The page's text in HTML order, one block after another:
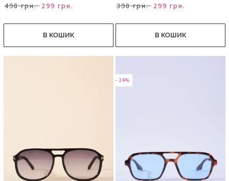
498 грн. 299 грн.
В КОШИК
398 грн. 299 грн.
В КОШИК
- 24%